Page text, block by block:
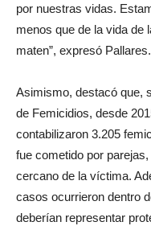
por nuestras vidas.
menos que de la vida de
maten”, expresó Pallares.
Asimismo, destacó que,
de Femicidios, desde
contabilizaron 3.205
fue cometido por
cercano de la víctima.
casos ocurrieron dentro
deberían representar